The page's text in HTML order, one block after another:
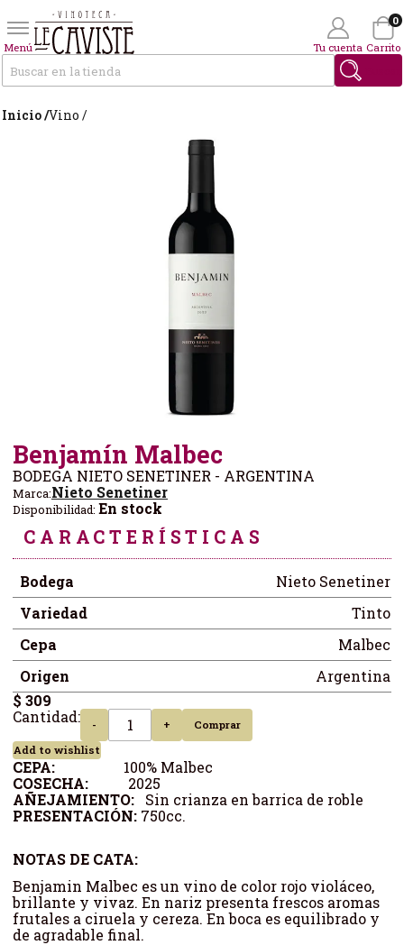
Menú Tu cuenta Carrito
0
Inicio /Vino /
Benjamín Malbec
BODEGA NIETO SENETINER - ARGENTINA
Marca:Nieto Senetiner
Disponibilidad: En stock
CARACTERÍSTICAS
Bodega
Nieto Senetiner
Variedad
Tinto
Cepa
Malbec
Origen
Argentina
$ 309
Cantidad:
- +
Comprar
Add to wishlist
CEPA: 100% Malbec
COSECHA: 2025
AÑEJAMIENTO: Sin crianza en barrica de roble
PRESENTACIÓN: 750cc.
NOTAS DE CATA:
Benjamin Malbec es un vino de color rojo violáceo,
brillante y vivaz. En nariz presenta frescos aromas
frutales a ciruela y cereza. En boca es equilibrado y
de agradable final.